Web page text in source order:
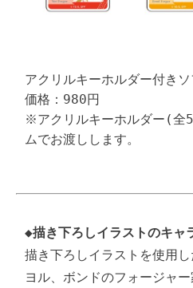
アクリルキーホルダー付き
価格：980円
※アクリルキーホルダー(全
ムでお渡しします。
◆描き下ろしイラストのキャ
描き下ろしイラストを使用し
ヨル、ボンドのフォージャ